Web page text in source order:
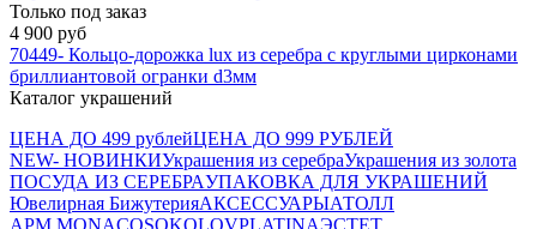
Только под заказ
4 900 руб
70449- Кольцо-дорожка lux из серебра с круглыми цирконами
бриллиантовой огранки d3мм
Каталог украшений
ЦЕНА ДО 499 рублейЦЕНА ДО 999 РУБЛЕЙ
NEW- НОВИНКИУкрашения из серебраУкрашения из золота
ПОСУДА ИЗ СЕРЕБРАУПАКОВКА ДЛЯ УКРАШЕНИЙ
Ювелирная БижутерияАКСЕССУАРЫАТОЛЛ